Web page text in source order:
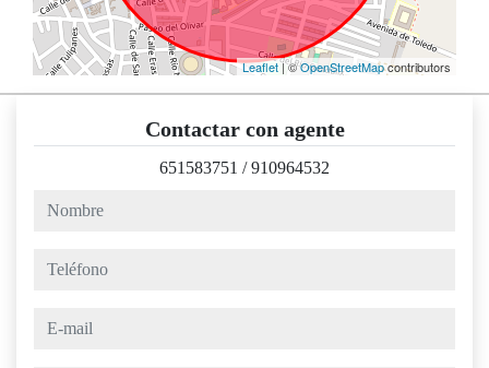
Leaflet| ©OpenStreetMapcontributors
Contactar con agente
651583751 /910964532
nombre
teléfono
e-mail